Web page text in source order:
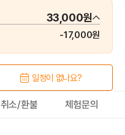
33,000원
-17,000원
일정이 없나요?
취소/환불 체험문의